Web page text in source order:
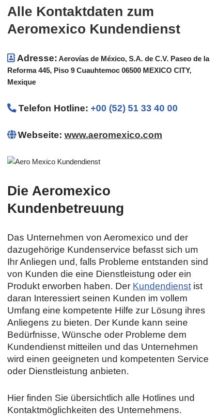
Alle Kontaktdaten zum
Aeromexico Kundendienst
Adresse: Aerovías de México, S.A. de C.V. Paseo de la
Reforma 445, Piso 9 Cuauhtemoc 06500 MEXICO CITY,
Mexique
Telefon Hotline: +00 (52) 51 33 40 00
Webseite: www.aeromexico.com
Die Aeromexico
Kundenbetreuung
Das Unternehmen von Aeromexico und der
dazugehörige Kundenservice befasst sich um
Ihr Anliegen und, falls Probleme entstanden sind
von Kunden die eine Dienstleistung oder ein
Produkt erworben haben. Der Kundendienst ist
daran Interessiert seinen Kunden im vollem
Umfang eine kompetente Hilfe zur Lösung ihres
Anliegens zu bieten. Der Kunde kann seine
Bedürfnisse, Wünsche oder Probleme dem
Kundendienst mitteilen und das Unternehmen
wird einen geeigneten und kompetenten Service
oder Dienstleistung anbieten.
Hier finden Sie übersichtlich alle Hotlines und
Kontaktmöglichkeiten des Unternehmens.